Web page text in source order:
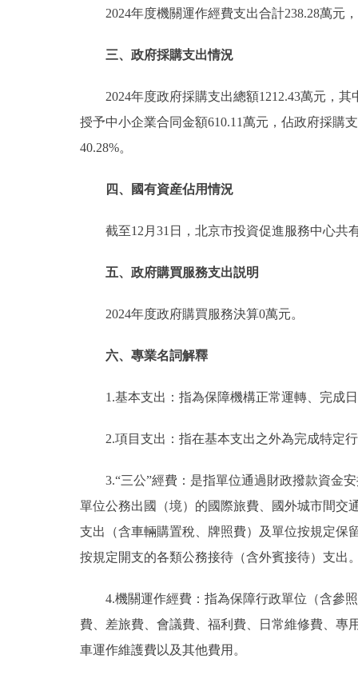
2024年度機關運作經費支出合計238.28萬元
三、政府採購支出情況
2024年度政府採購支出總額1212.43萬元，
授予中小企業合同金額610.11萬元，佔政府採購
40.28%。
四、國有資産佔用情況
截至12月31日，北京市投資促進服務中心共
五、政府購買服務支出説明
2024年度政府購買服務決算0萬元。
六、專業名詞解釋
1.基本支出：指為保障機構正常運轉、完成
2.項目支出：指在基本支出之外為完成特定
3.“三公”經費：是指單位通過財政撥款資金
單位公務出國（境）的國際旅費、國外城市間交
支出（含車輛購置稅、牌照費）及單位按規定保
按規定開支的各類公務接待（含外賓接待）支出
4.機關運作經費：指為保障行政單位（含參
費、差旅費、會議費、福利費、日常維修費、專
車運作維護費以及其他費用。